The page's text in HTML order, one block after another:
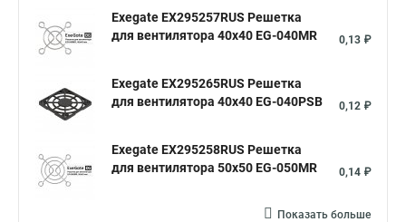
Exegate EX295257RUS Решетка
для вентилятора 40x40 EG-040MR
0,13 ₽
Exegate EX295265RUS Решетка
для вентилятора 40x40 EG-040PSB
0,12 ₽
Exegate EX295258RUS Решетка
для вентилятора 50х50 EG-050MR
0,14 ₽
Показать больше